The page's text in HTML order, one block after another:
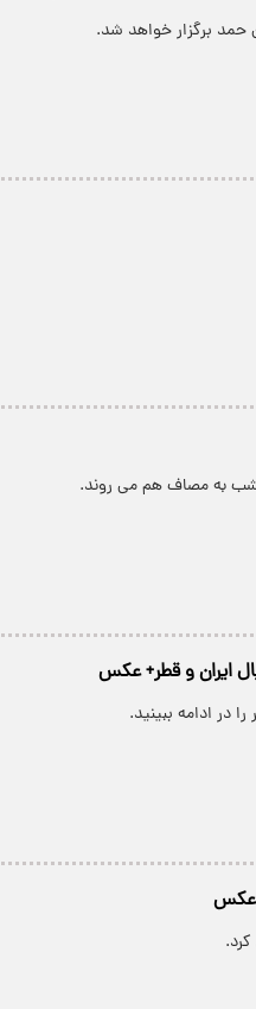
حمد برگزار خواهد شد.
به مصاف هم می روند.